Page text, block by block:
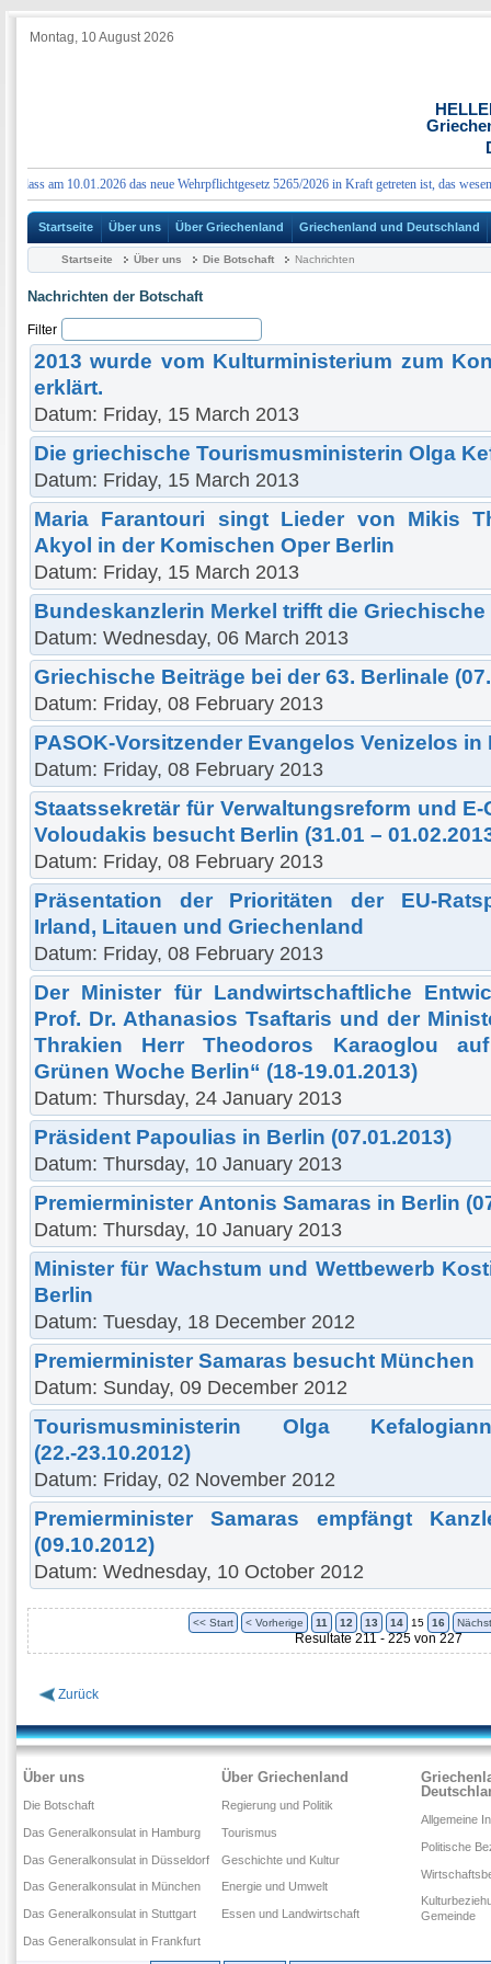
Montag, 10 August 2026
am 10.01.2026 das neue Wehrpflichtgesetz 5265/2026 in Kraft getreten ist, das
Startseite Über uns Über Griechenland Griechenland und Deutschland
Startseite Über uns Die Botschaft Nachrichten
Nachrichten der Botschaft
Filter
2013 wurde vom Kulturministerium zum
erklärt.
Datum: Friday, 15 March 2013
Die griechische Tourismusministerin Olga
Datum: Friday, 15 March 2013
Maria Farantouri singt Lieder von Mikis
Akyol in der Komischen Oper Berlin
Datum: Friday, 15 March 2013
Bundeskanzlerin Merkel trifft die
Datum: Wednesday, 06 March 2013
Griechische Beiträge bei der 63. Berlinale
Datum: Friday, 08 February 2013
PASOK-Vorsitzender Evangelos Venizelos in
Datum: Friday, 08 February 2013
Staatssekretär für Verwaltungsreform und
Voloudakis besucht Berlin (31.01 –
Datum: Friday, 08 February 2013
Präsentation der Prioritäten der EU-
Irland, Litauen und Griechenland
Datum: Friday, 08 February 2013
Der Minister für Landwirtschaftliche
Prof. Dr. Athanasios Tsaftaris und der
Thrakien Herr Theodoros Karaoglou
Grünen Woche Berlin“ (18-19.01.2013)
Datum: Thursday, 24 January 2013
Präsident Papoulias in Berlin (07.01.2013)
Datum: Thursday, 10 January 2013
Premierminister Αntonis Samaras in Berlin
Datum: Thursday, 10 January 2013
Minister für Wachstum und Wettbewerb
Berlin
Datum: Tuesday, 18 December 2012
Premierminister Samaras besucht München
Datum: Sunday, 09 December 2012
Tourismusministerin Olga
(22.-23.10.2012)
Datum: Friday, 02 November 2012
Premierminister Samaras empfängt
(09.10.2012)
Datum: Wednesday, 10 October 2012
<< Start < Vorherige 11 12 13 14 15 16
Resultate 211 - 225 von 227
Zurück
Über uns
Die Botschaft
Das Generalkonsulat in Hamburg
Das Generalkonsulat in Düsseldorf
Das Generalkonsulat in München
Das Generalkonsulat in Stuttgart
Das Generalkonsulat in Frankfurt
Über Griechenland
Regierung und Politik
Tourismus
Geschichte und Kultur
Energie und Umwelt
Essen und Landwirtschaft
Allgemeine
Politische
Gemeinde